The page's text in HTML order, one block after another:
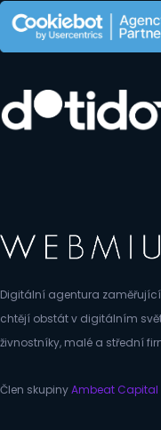
Digitální agentura
chtějí obstát v digitálním
živnostníky, malé a střední
Člen skupinyAmbeat Capital